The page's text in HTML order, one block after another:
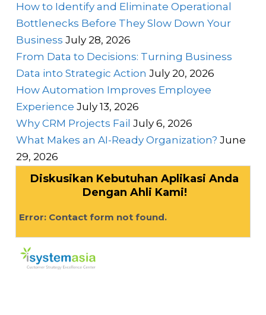
How to Identify and Eliminate Operational
Bottlenecks Before They Slow Down Your
Business July 28, 2026
From Data to Decisions: Turning Business
Data into Strategic Action July 20, 2026
How Automation Improves Employee
Experience July 13, 2026
Why CRM Projects Fail July 6, 2026
What Makes an AI-Ready Organization? June
29, 2026
Diskusikan Kebutuhan Aplikasi Anda
Dengan Ahli Kami!
Error: Contact form not found.